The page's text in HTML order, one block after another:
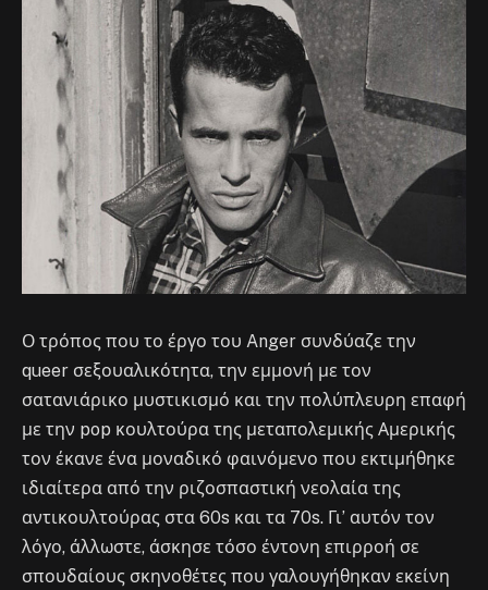
Ο τρόπος που το έργο του Anger συνδύαζε την
queer σεξουαλικότητα, την εμμονή με τον
σατανιάρικο μυστικισμό και την πολύπλευρη επαφή
με την pop κουλτούρα της μεταπολεμικής Αμερικής
τον έκανε ένα μοναδικό φαινόμενο που εκτιμήθηκε
ιδιαίτερα από την ριζοσπαστική νεολαία της
αντικουλτούρας στα 60s και τα 70s. Γι’ αυτόν τον
λόγο, άλλωστε, άσκησε τόσο έντονη επιρροή σε
σπουδαίους σκηνοθέτες που γαλουγήθηκαν εκείνη